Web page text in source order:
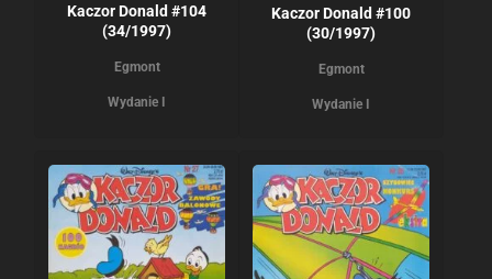
Kaczor Donald #104
(34/1997)
Egmont
Wydanie I
Kaczor Donald #100
(30/1997)
Egmont
Wydanie I